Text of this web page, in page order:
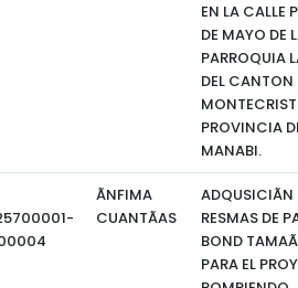
EN LA CALLE
DE MAYO DE
PARROQUIA
DEL CANTON
PROVINCIA
MANABI.
ÃNFIMA
CUANTÃAS
ADQUSICIÃN
RESMAS DE
BOND
PARA EL